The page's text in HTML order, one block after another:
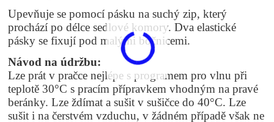
Upevňuje se pomocí pásku na suchý zip, který
prochází po délce sedlové komory. Dva elastické
pásky se fixují pod malými bočnicemi.
Návod na údržbu:
Lze prát v pračce nejlépe s programem pro vlnu při
teplotě 30°C s pracím přípravkem vhodným na pravé
beránky.Lze ždímat a sušit v sušičce do 40°C. Lze
sušit i na čerstvém vzduchu, v žádném případě však ne